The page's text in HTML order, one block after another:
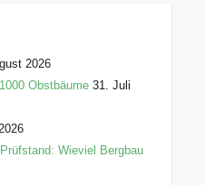
2026
Obstbäume 31. Juli
Wieviel Bergbau